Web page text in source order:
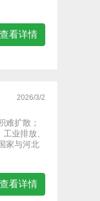
查看详情
2026/3/2
难扩散；
业排放、
家与河北
查看详情